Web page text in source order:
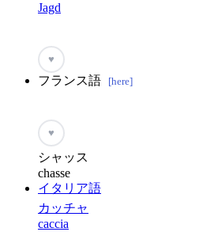
Jagd
♥
フランス語 [here]
♥
シャッス
chasse
イタリア語
カッチャ
caccia